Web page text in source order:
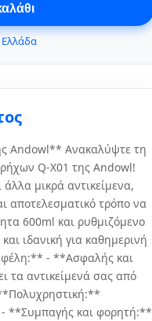
Andowl** Ανακαλύψτε τη
Q-X01 της Andowl!
μικρά αντικείμενα,
αποτελεσματικό τρόπο να
600ml και ρυθμιζόμενο
ιδανική για καθημερινή
- **Ασφαλής και
τα αντικείμενά σας από
- **Συμπαγής και φορητή:**